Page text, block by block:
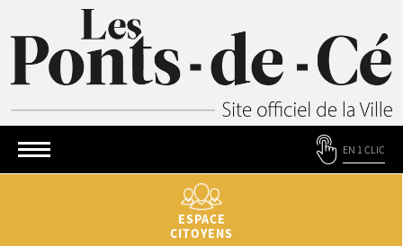
EN 1 CLIC
ESPACE
CITOYENS